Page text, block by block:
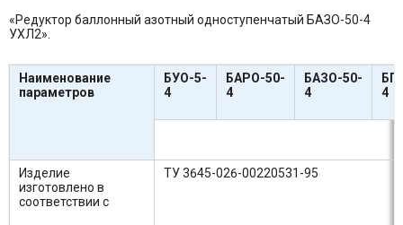
«Редуктор баллонный азотный одноступенчатый БАЗО-50-4
УХЛ2».
Наименование
параметров
БУО-5-
4
БАРО-50-
4
БАЗО-50-
4
4
Изделие
изготовлено в
соответствии с
ТУ 3645-026-00220531-95